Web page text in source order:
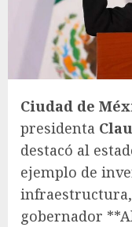
Ciudad de
presidenta
destacó al
ejemplo de
gobernador